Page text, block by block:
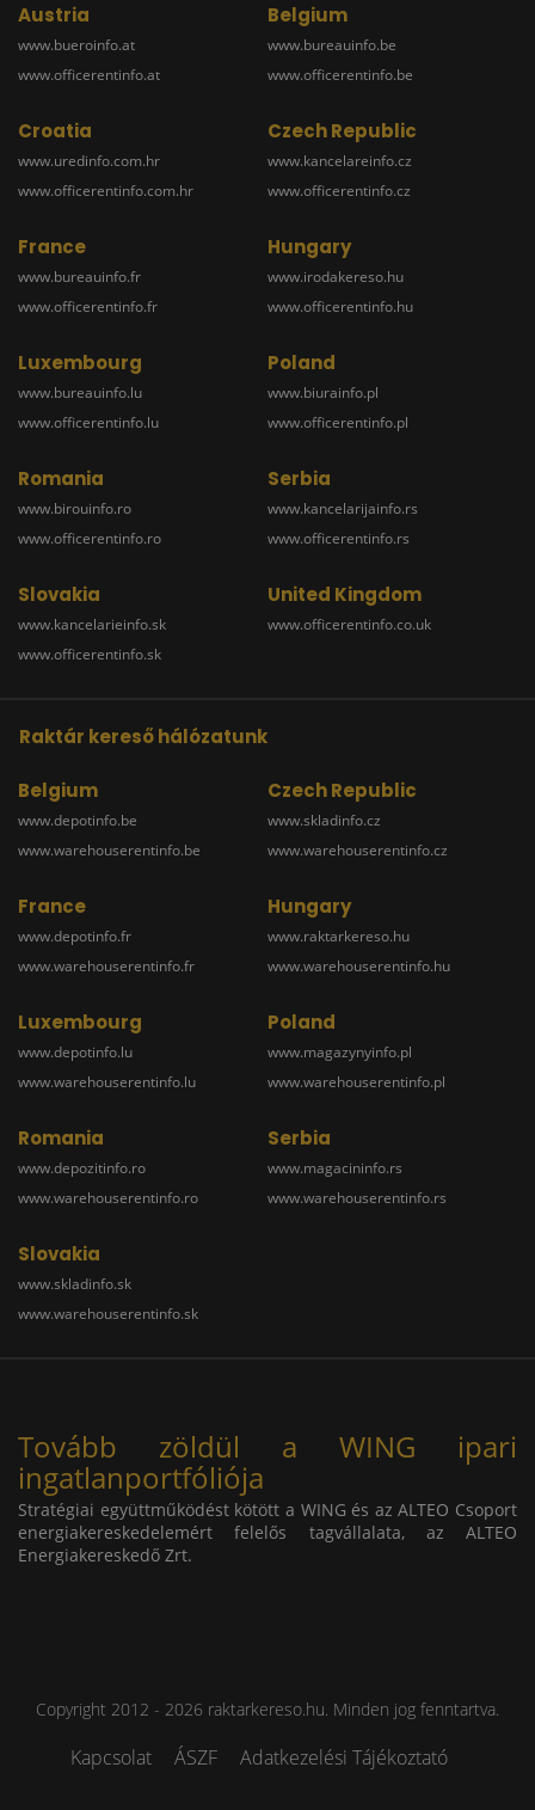
Austria
www.bueroinfo.at
www.officerentinfo.at
Belgium
www.bureauinfo.be
www.officerentinfo.be
Croatia
www.uredinfo.com.hr
www.officerentinfo.com.hr
Czech Republic
www.kancelareinfo.cz
www.officerentinfo.cz
France
www.bureauinfo.fr
www.officerentinfo.fr
Hungary
www.irodakereso.hu
www.officerentinfo.hu
Luxembourg
www.bureauinfo.lu
www.officerentinfo.lu
Poland
www.biurainfo.pl
www.officerentinfo.pl
Romania
www.birouinfo.ro
www.officerentinfo.ro
Serbia
www.kancelarijainfo.rs
www.officerentinfo.rs
Slovakia
www.kancelarieinfo.sk
www.officerentinfo.sk
United Kingdom
www.officerentinfo.co.uk
Raktár kereső hálózatunk
Belgium
www.depotinfo.be
www.warehouserentinfo.be
Czech Republic
www.skladinfo.cz
www.warehouserentinfo.cz
France
www.depotinfo.fr
www.warehouserentinfo.fr
Hungary
www.raktarkereso.hu
www.warehouserentinfo.hu
Luxembourg
www.depotinfo.lu
www.warehouserentinfo.lu
Poland
www.magazynyinfo.pl
www.warehouserentinfo.pl
Romania
www.depozitinfo.ro
www.warehouserentinfo.ro
Serbia
www.magacininfo.rs
www.warehouserentinfo.rs
Slovakia
www.skladinfo.sk
www.warehouserentinfo.sk
Tovább zöldül a WING ipari
ingatlanportfóliója
Stratégiai együttműködést kötött a WING és az ALTEO Csoport
energiakereskedelemért felelős tagvállalata, az ALTEO
Energiakereskedő Zrt.
Copyright 2012 - 2026 raktarkereso.hu. Minden jog fenntartva.
Kapcsolat ÁSZF Adatkezelési Tájékoztató